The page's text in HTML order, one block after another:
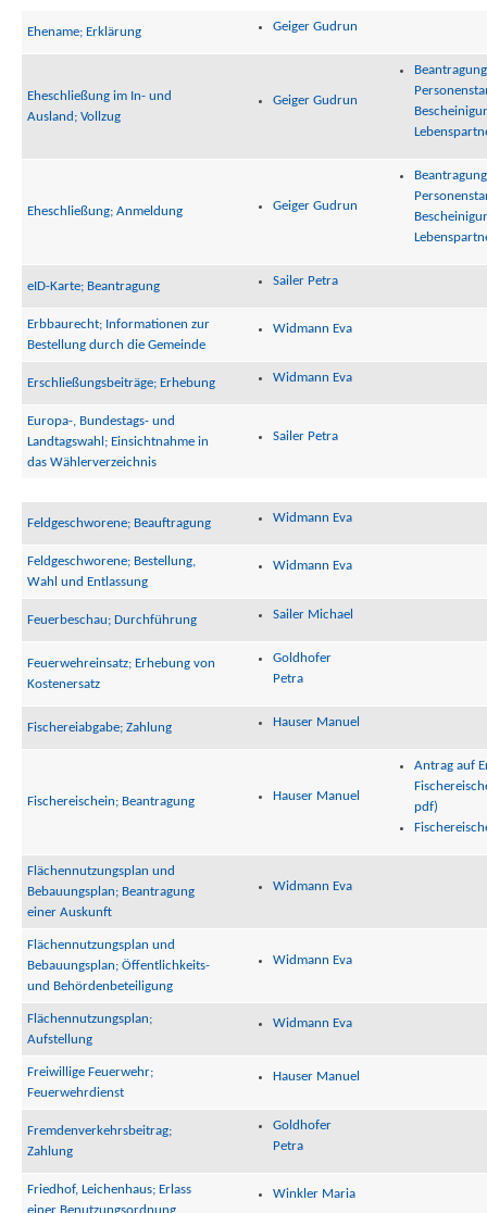
Ehename; Erklärung Geiger Gudrun
Eheschließung im In- und
Ausland; Vollzug
Geiger Gudrun
Eheschließung; Anmeldung Geiger Gudrun
eID-Karte; Beantragung Sailer Petra
Erbbaurecht; Informationen zur
Bestellung durch die Gemeinde
Widmann Eva
Erschließungsbeiträge; Erhebung Widmann Eva
Europa-, Bundestags- und
Landtagswahl; Einsichtnahme in
das Wählerverzeichnis
Sailer Petra
Feldgeschworene; Beauftragung Widmann Eva
Feldgeschworene; Bestellung,
Wahl und Entlassung
Widmann Eva
Feuerbeschau; Durchführung Sailer Michael
Feuerwehreinsatz; Erhebung von
Kostenersatz
Goldhofer
Petra
Fischereiabgabe; Zahlung Hauser Manuel
Fischereischein; Beantragung Hauser Manuel
Antrag auf
pdf)
Flächennutzungsplan und
Bebauungsplan; Beantragung
einer Auskunft
Widmann Eva
Flächennutzungsplan und
Bebauungsplan; Öffentlichkeits-
und Behördenbeteiligung
Widmann Eva
Flächennutzungsplan;
Aufstellung
Widmann Eva
Freiwillige Feuerwehr;
Feuerwehrdienst
Hauser Manuel
Fremdenverkehrsbeitrag;
Zahlung
Goldhofer
Petra
Friedhof, Leichenhaus; Erlass
einer Benutzungsordnung
Winkler Maria